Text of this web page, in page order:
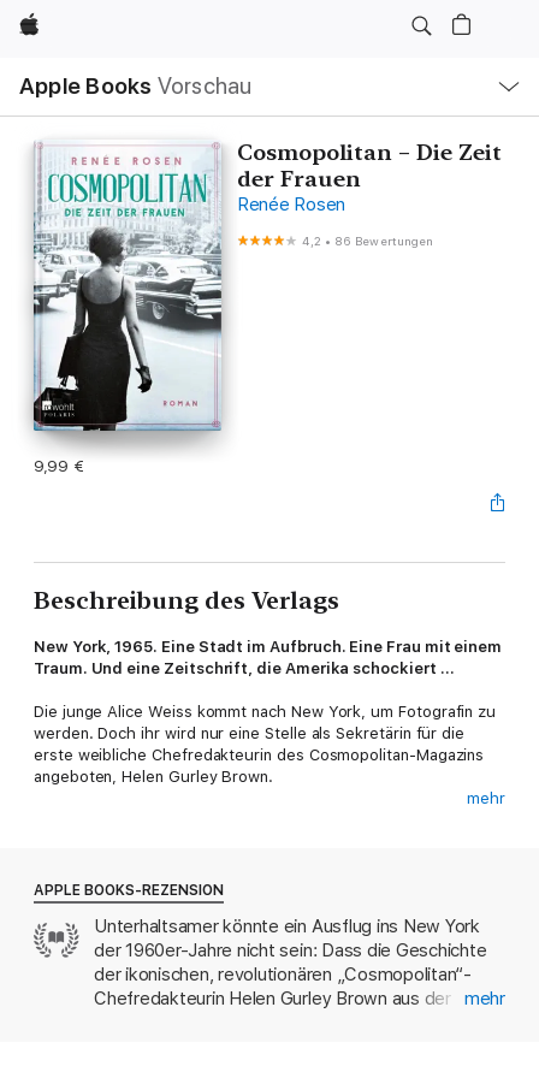
Apple
Apple Books Vorschau
Navigation
Menü
öffnen
Cosmopolitan – Die Zeit
der Frauen
Renée Rosen
4,2 • 86 Bewertungen
9,99 €
Beschreibung des Verlags
New York, 1965. Eine Stadt im Aufbruch. Eine Frau mit einem
Traum. Und eine Zeitschrift, die Amerika schockiert …
Die junge Alice Weiss kommt nach New York, um Fotografin zu
werden. Doch ihr wird nur eine Stelle als Sekretärin für die
erste weibliche Chefredakteurin des Cosmopolitan-Magazins
angeboten, Helen Gurley Brown.
veröffentlichen. Vertrauliche Informationen geraten immer
wieder in falsche Hände.
Alice findet sich völlig unvorbereitet inmitten dieser Intrigen
wieder. Der Glamour von New York – edle Restaurants,
dekadente Partys und Männer, die ebenso verführerisch wie
mehr
APPLE BOOKS-REZENSION
Unterhaltsamer könnte ein Ausflug ins New York
der 1960er-Jahre nicht sein: Dass die Geschichte
der ikonischen, revolutionären „Cosmopolitan“-
Chefredakteurin Helen Gurley Brown aus der
mehr